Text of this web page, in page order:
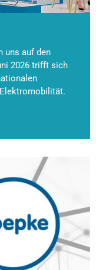
uns auf den
2026 trifft sich